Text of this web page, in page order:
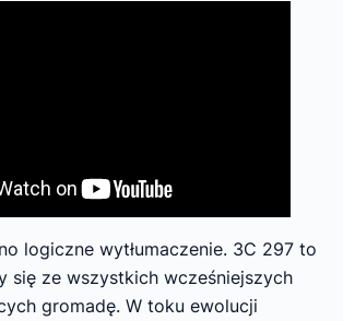
logiczne wytłumaczenie. 3C 297 to
się ze wszystkich wcześniejszych
gromadę. W toku ewolucji